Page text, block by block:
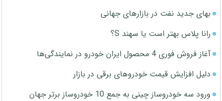
بهای جدید نفت در بازارهای جهانی
رانا پلاس بهتر است یا سهند S؟
آغاز فروش فوری 4 محصول ایران خودرو در نمایندگی‌ها
دلیل افزایش قیمت خودروهای برقی در بازار
ورود سه خودروساز چینی به جمع 10 خودروساز برتر جهان